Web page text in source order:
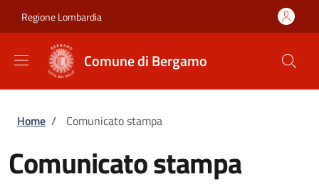
Regione Lombardia
Comune di Bergamo
Briciole di pane
Home / Comunicato stampa
Comunicato stampa